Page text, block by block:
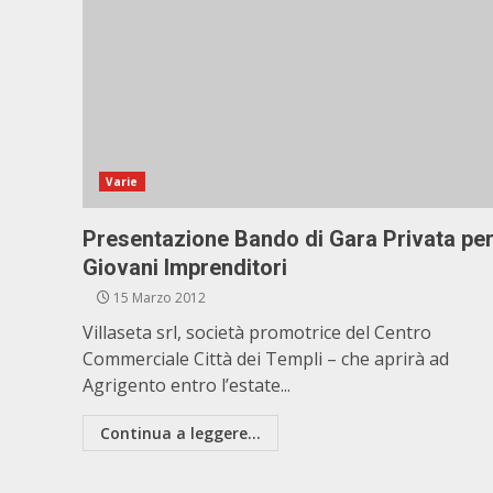
Varie
Presentazione Bando di Gara Privata per
Giovani Imprenditori
15 Marzo 2012
Villaseta srl, società promotrice del Centro
Commerciale Città dei Templi – che aprirà ad
Agrigento entro l’estate...
Continua a leggere...